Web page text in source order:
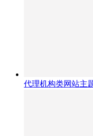
代理机构类网站主